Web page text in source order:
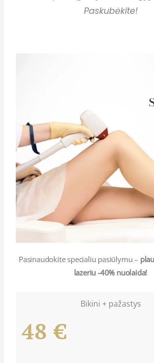
Paskubėkite!
Pasinaudokite specialiu pasiūlymu –
lazeriu -40% nuolaida!
Bikini + pažastys
48 €